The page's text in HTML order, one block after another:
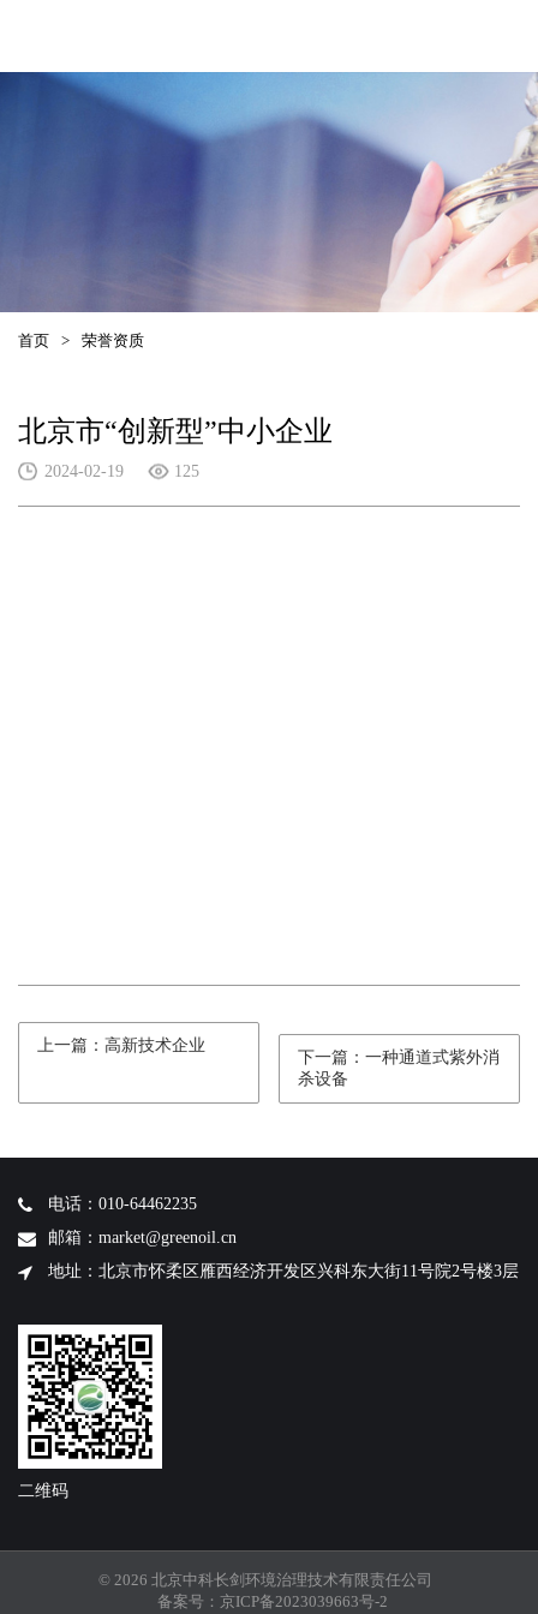
首页 > 荣誉资质
北京市“创新型”中小企业
2024-02-19 125
上一篇：高新技术企业
下一篇：一种通道式紫外消
杀设备
电话：010-64462235
邮箱：market@greenoil.cn
地址：北京市怀柔区雁西经济开发区兴科东大街11号院2号楼3层
二维码
© 2026 北京中科长剑环境治理技术有限责任公司
备案号： 京ICP备2023039663号-2